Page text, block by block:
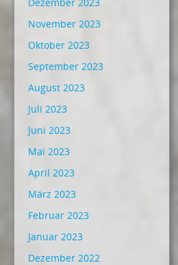
November 2023
Oktober 2023
September 2023
August 2023
Juli 2023
Juni 2023
Mai 2023
April 2023
März 2023
Februar 2023
Januar 2023
Dezember 2022